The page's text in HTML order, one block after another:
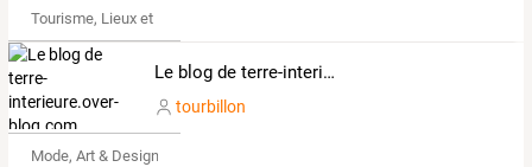
Tourisme, Lieux et Événements
Le blog de terre-interieure.over-blog.com
tourbillon
Mode, Art & Design